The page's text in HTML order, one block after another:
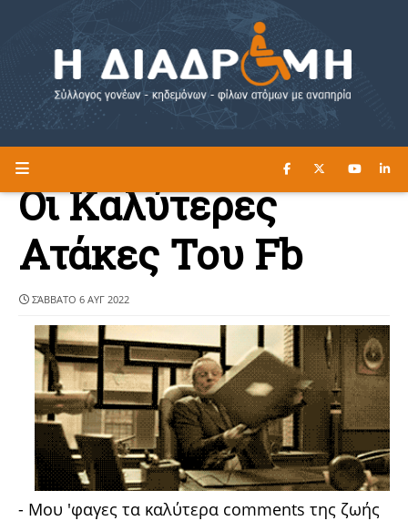
Η ΔΙΑΔΡΟΜΗ ΔΙΑΒΑΣΤΕ ΕΔΩ ►
Οι Καλύτερες
Ατάκες Του Fb
ΣΆΒΒΑΤΟ 6 ΑΥΓ 2022
- Μου 'φαγες τα καλύτερα comments της ζωής